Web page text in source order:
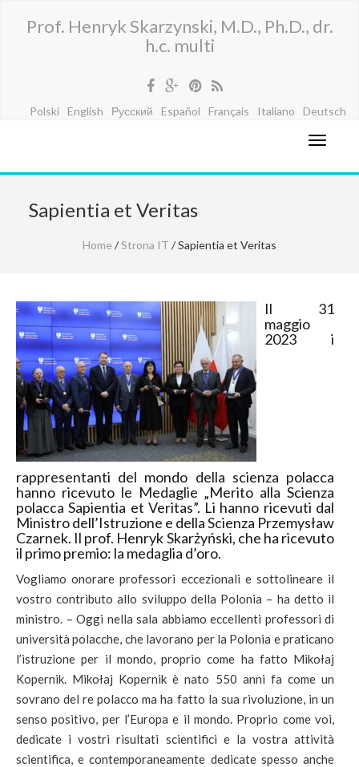
Prof. Henryk Skarzynski, M.D., Ph.D., dr.
h.c. multi
Polski English Русский Español Français Italiano Deutsch
Sapientia et Veritas
Home /Strona IT / Sapientia et Veritas
Il 31
maggio
2023 i
rappresentanti del mondo della scienza polacca
hanno ricevuto le Medaglie „Merito alla Scienza
polacca Sapientia et Veritas”. Li hanno ricevuti dal
Ministro dell’Istruzione e della Scienza Przemysław
Czarnek. Il prof. Henryk Skarżyński, che ha ricevuto
il primo premio: la medaglia d’oro.
Vogliamo onorare professori eccezionali e sottolineare il
vostro contributo allo sviluppo della Polonia – ha detto il
ministro. – Oggi nella sala abbiamo eccellenti professori di
università polacche, che lavorano per la Polonia e praticano
l’istruzione per il mondo, proprio come ha fatto Mikołaj
Kopernik. Mikołaj Kopernik è nato 550 anni fa come un
sovrano del re polacco ma ha fatto la sua rivoluzione, in un
senso positivo, per l’Europa e il mondo. Proprio come voi,
dedicate i vostri risultati scientifici e la vostra attività
scientifica, e contemporaneamente dedicate spesso anche